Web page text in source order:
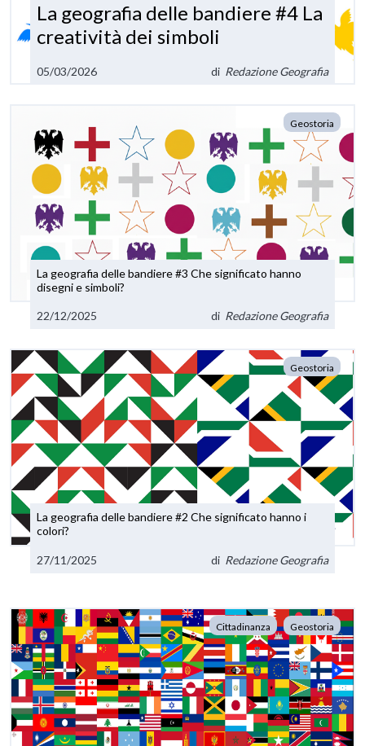
La geografia delle bandiere #4 La
creatività dei simboli
05/03/2026 di Redazione Geografia
Geostoria
La geografia delle bandiere #3 Che significato hanno
disegni e simboli?
22/12/2025 di Redazione Geografia
Geostoria
La geografia delle bandiere #2 Che significato hanno i
colori?
27/11/2025 di Redazione Geografia
Cittadinanza Geostoria